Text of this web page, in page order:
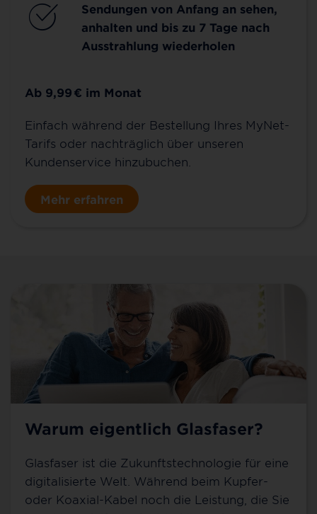
Sendungen von Anfang an sehen,
anhalten und bis zu 7 Tage nach
Ausstrahlung wiederholen
Ab 9,99 € im Monat
Einfach während der Bestellung Ihres MyNet-
Tarifs oder nachträglich über unseren
Kundenservice hinzubuchen.
Mehr erfahren
Warum eigentlich Glasfaser?
Glasfaser ist die Zukunftstechnologie für eine
digitalisierte Welt. Während beim Kupfer-
oder Koaxial-Kabel noch die Leistung, die Sie